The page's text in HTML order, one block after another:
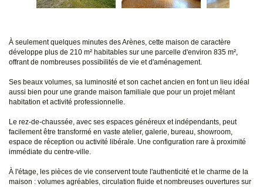
À seulement quelques minutes des Arènes, cette maison de caractère
développe plus de 210 m² habitables sur une parcelle d'environ 835 m²,
offrant de nombreuses possibilités de vie et d'aménagement.
Ses beaux volumes, sa luminosité et son cachet ancien en font un lieu idéal
aussi bien pour une grande maison familiale que pour un projet mêlant
habitation et activité professionnelle.
Le rez-de-chaussée, avec ses espaces généreux et indépendants, peut
facilement être transformé en vaste atelier, galerie, bureau, showroom,
espace de réception ou activité libérale. Une configuration rare à proximité
immédiate du centre-ville.
À l'étage, les pièces de vie conservent toute l'authenticité et le charme de la
maison : volumes agréables, circulation fluide et nombreuses ouvertures sur